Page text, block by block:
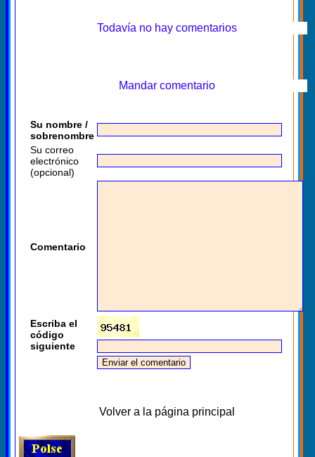
Todavía no hay comentarios
Mandar comentario
Su nombre /
sobrenombre
Su correo
electrónico
(opcional)
Comentario
Escriba el
código
siguiente
Volver a la página principal